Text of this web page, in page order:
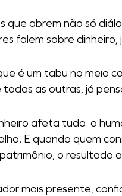
que abrem não só
falem sobre
é um tabu no meio
as outras, já
afeta tudo: o
E quando quem
o resultado
mais presente,